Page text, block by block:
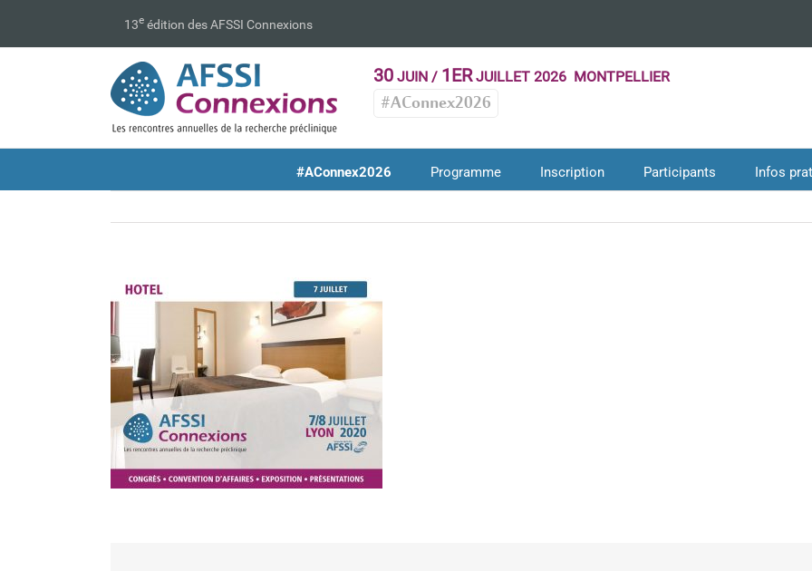
13e édition des AFSSI Connexions
30 JUIN / 1ERJUILLET 2026 MONTPELLIER
#AConnex2026
#AConnex2026 Programme Inscription Participants Infos